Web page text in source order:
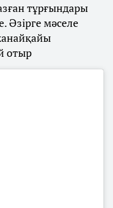
тұрғындары
Әзірге мәселе
отыр